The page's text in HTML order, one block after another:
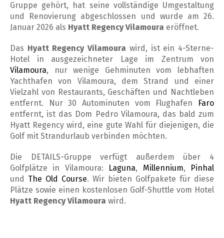
Gruppe gehört, hat seine vollständige Umgestaltung
und Renovierung abgeschlossen und wurde am 26.
Januar 2026 als Hyatt Regency Vilamoura eröffnet.
Das Hyatt Regency Vilamoura wird, ist ein 4-Sterne-
Hotel in ausgezeichneter Lage im Zentrum von
Vilamoura, nur wenige Gehminuten vom lebhaften
Yachthafen von Vilamoura, dem Strand und einer
Vielzahl von Restaurants, Geschäften und Nachtleben
entfernt. Nur 30 Autominuten vom Flughafen
Faro
entfernt, ist das Dom Pedro Vilamoura, das bald zum
Hyatt Regency wird, eine gute Wahl für diejenigen, die
Golf mit Strandurlaub verbinden möchten.
Die DETAILS-Gruppe verfügt außerdem über 4
Golfplätze in Vilamoura: Laguna, Millennium,
Pinhal
und The Old Course. Wir bieten Golfpakete für diese
Plätze sowie einen kostenlosen Golf-Shuttle vom Hotel
Hyatt Regency Vilamoura wird.